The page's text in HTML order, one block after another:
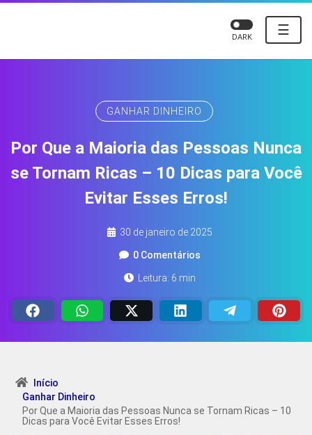
☰
DARK
GANHAR DINHEIRO
Por Que a Maioria das Pessoas Nunca
se Tornam Ricas – 10 Dicas para Você
Evitar Esses Erros!
30 de janeiro de 2025
0 Comentários
Leitura: 6 min
Início
Ganhar Dinheiro
Por Que a Maioria das Pessoas Nunca se Tornam Ricas – 10
Dicas para Você Evitar Esses Erros!